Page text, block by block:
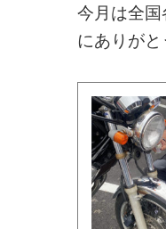
今月は全
にありがと